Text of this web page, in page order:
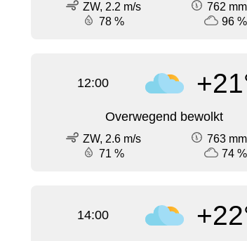
ZW, 2.2 m/s
762
78 %
96 %
12:00
Overwegend bewolkt
ZW, 2.6 m/s
763
71 %
74 %
14:00